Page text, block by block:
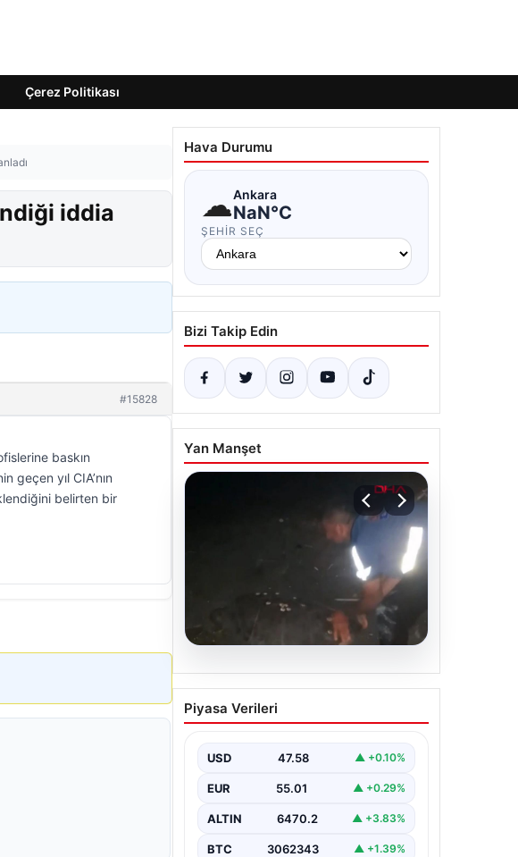
Çerez Politikası
iddia
#15828
baskın
geçen yıl CIA’nın
belirten bir
Hava Durumu
☁Ankara
NaN°C
ŞEHIR SEÇ
Bizi Takip Edin
Yan Manşet
Sahilde yönünü şaşıran
caretta carettayı
ulaştırdı
Piyasa Verileri
USD 47.58 ▲ +0.10%
EUR 55.01 ▲ +0.29%
ALTIN 6470.2 ▲ +3.83%
BTC 3062343 ▲ +1.39%